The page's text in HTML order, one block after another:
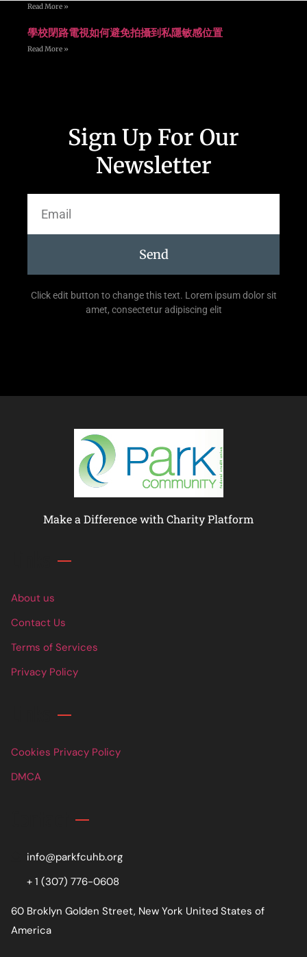
Read More »
學校閉路電視如何避免拍攝到私隱敏感位置
Read More »
Sign Up For Our
Newsletter
Send
Click edit button to change this text. Lorem ipsum dolor sit
amet, consectetur adipiscing elit
Make a Difference with Charity Platform
About us
Contact Us
Terms of Services
Privacy Policy
Cookies Privacy Policy
DMCA
info@parkfcuhb.org
+ 1 (307) 776-0608
60 Broklyn Golden Street, New York United States of
America